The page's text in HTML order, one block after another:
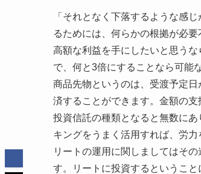
「それとなく下落するような感
るためには、何らかの根拠が必要
高額な利益を手にしたいと思う
で、何と3倍にすることなら可能
商品先物というのは、受渡予定
済することができます。金額の
投資信託の種類となると無数に
キングをうまく活用すれば、労力
リートの運用に関しましてはそ
す。リートに投資するというこ